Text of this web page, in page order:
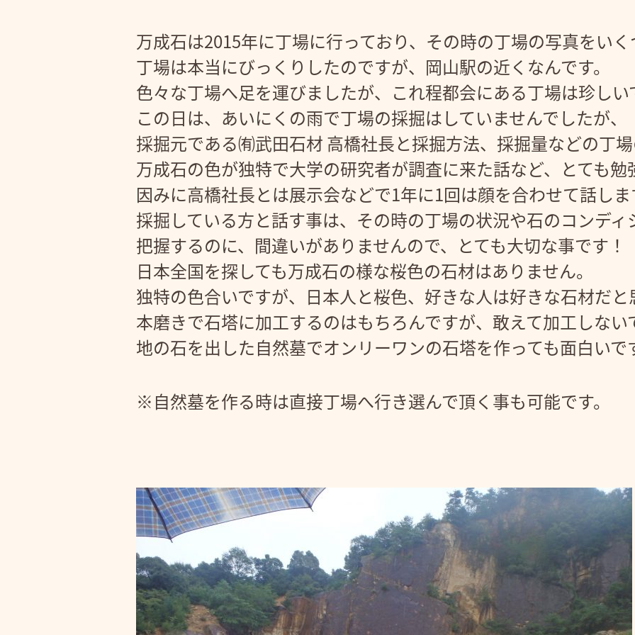
万成石は2015年に丁場に行っており、その時の丁場の写真をいく
丁場は本当にびっくりしたのですが、岡山駅の近くなんです。
色々な丁場へ足を運びましたが、これ程都会にある丁場は珍しい
この日は、あいにくの雨で丁場の採掘はしていませんでしたが、
採掘元である㈲武田石材 高橋社長と採掘方法、採掘量などの丁
万成石の色が独特で大学の研究者が調査に来た話など、とても勉
因みに高橋社長とは展示会などで1年に1回は顔を合わせて話しま
採掘している方と話す事は、その時の丁場の状況や石のコンディ
把握するのに、間違いがありませんので、とても大切な事です！
日本全国を探しても万成石の様な桜色の石材はありません。
独特の色合いですが、日本人と桜色、好きな人は好きな石材だと
本磨きで石塔に加工するのはもちろんですが、敢えて加工しない
地の石を出した自然墓でオンリーワンの石塔を作っても面白いで
※自然墓を作る時は直接丁場へ行き選んで頂く事も可能です。